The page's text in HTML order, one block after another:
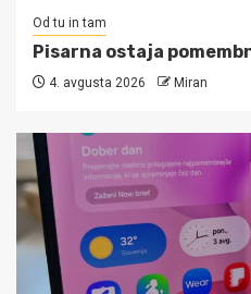
Od tu in tam
Pisarna ostaja
4. avgusta 2026 Miran